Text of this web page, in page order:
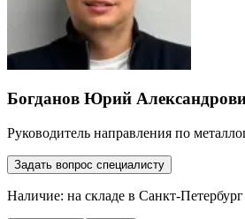
Богданов Юрий
Руководитель направления по
Задать вопрос специалисту
Наличие: на складе в Санкт-Петербург